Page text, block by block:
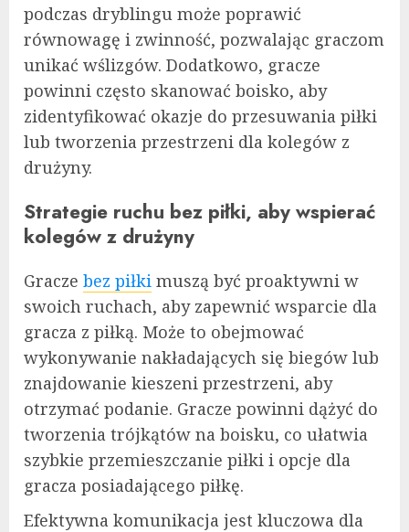
podczas dryblingu może poprawić
równowagę i zwinność, pozwalając graczom
unikać wślizgów. Dodatkowo, gracze
powinni często skanować boisko, aby
zidentyfikować okazje do przesuwania piłki
lub tworzenia przestrzeni dla kolegów z
drużyny.
Strategie ruchu bez piłki, aby wspierać
kolegów z drużyny
Gracze bez piłki muszą być proaktywni w
swoich ruchach, aby zapewnić wsparcie dla
gracza z piłką. Może to obejmować
wykonywanie nakładających się biegów lub
znajdowanie kieszeni przestrzeni, aby
otrzymać podanie. Gracze powinni dążyć do
tworzenia trójkątów na boisku, co ułatwia
szybkie przemieszczanie piłki i opcje dla
gracza posiadającego piłkę.
Efektywna komunikacja jest kluczowa dla